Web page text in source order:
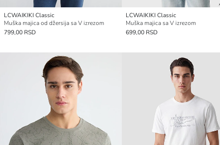
LCWAIKIKI Classic
Muška majica od džersija sa V izrezom
799,00 RSD
LCWAIKIKI Classic
Muška majica sa V izrezom
699,00 RSD